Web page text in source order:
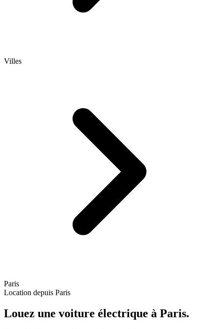
Villes
Paris
Location depuis Paris
Louez une voiture électrique à Paris.